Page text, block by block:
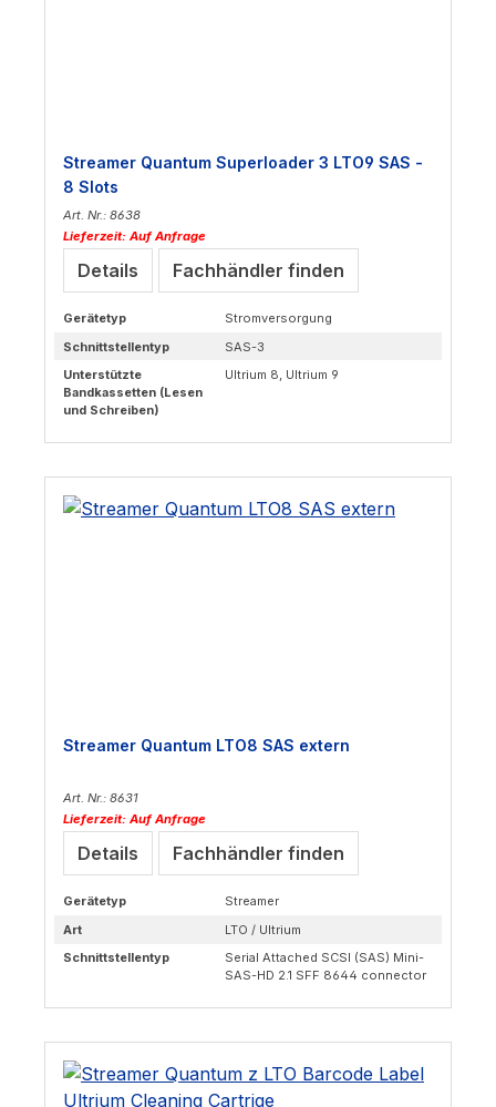
Streamer Quantum Superloader 3 LTO9 SAS -
8 Slots
Art. Nr.: 8638
Lieferzeit: Auf Anfrage
Details Fachhändler finden
Gerätetyp
Stromversorgung
Schnittstellentyp
SAS-3
Unterstützte
Bandkassetten (Lesen
und Schreiben)
Ultrium 8, Ultrium 9
Streamer Quantum LTO8 SAS extern
Art. Nr.: 8631
Lieferzeit: Auf Anfrage
Details Fachhändler finden
Gerätetyp
Streamer
Art
LTO / Ultrium
Schnittstellentyp
Serial Attached SCSI (SAS) Mini-
SAS-HD 2.1 SFF 8644 connector